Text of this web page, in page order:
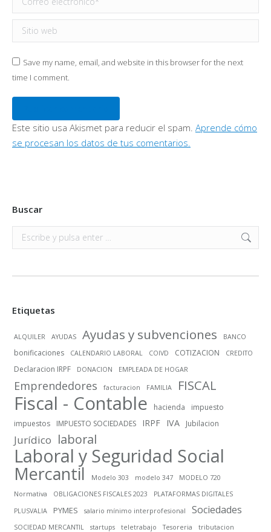
Sitio web
Save my name, email, and website in this browser for the next
time I comment.
Este sitio usa Akismet para reducir el spam. Aprende cómo
se procesan los datos de tus comentarios.
Buscar
Buscar:
Etiquetas
ALQUILER AYUDAS Ayudas y subvenciones BANCO
bonificaciones CALENDARIO LABORAL COIVD COTIZACION CREDITO
Declaracion IRPF DONACION EMPLEADA DE HOGAR
Emprendedores facturacion FAMILIA FISCAL
Fiscal - Contable hacienda
impuesto
impuestos
IMPUESTO SOCIEDADES IRPF IVA Jubilacion
Jurídico laboral
Laboral y Seguridad Social
Mercantil Modelo 303 modelo 347
MODELO 720
Normativa
OBLIGACIONES FISCALES 2023
PLATAFORMAS DIGITALES
PLUSVALIA
PYMES salario mínimo interprofesional Sociedades
SOCIEDAD MERCANTIL startups teletrabajo Tesoreria
tributacion